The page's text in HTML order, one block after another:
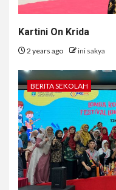
Kartini On Krida
2 years ago ini sakya
BERITA SEKOLAH